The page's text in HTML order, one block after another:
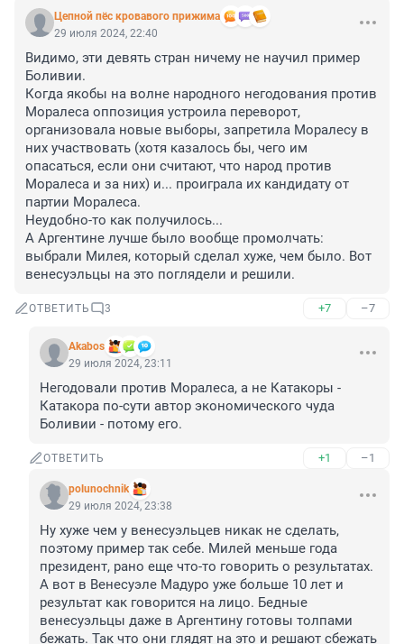
Цепной пёс кровавого прижима
29 июля 2024, 22:40
Видимо, эти девять стран ничему не научил пример
Боливии.
Когда якобы на волне народного негодования против
Моралеса оппозиция устроила переворот,
организовала новые выборы, запретила Моралесу в
них участвовать (хотя казалось бы, чего им
опасаться, если они считают, что народ против
Моралеса и за них) и... проиграла их кандидату от
партии Моралеса.
Неудобно-то как получилось...
А Аргентине лучше было вообще промолчать:
выбрали Милея, который сделал хуже, чем было. Вот
венесуэльцы на это поглядели и решили.
ОТВЕТИТЬ 3 +7 –7
Akabos
29 июля 2024, 23:11
Негодовали против Моралеса, а не Катакоры -
Катакора по-сути автор экономического чуда
Боливии - потому его.
ОТВЕТИТЬ +1 –1
polunochnik
29 июля 2024, 23:38
Ну хуже чем у венесуэльцев никак не сделать,
поэтому пример так себе. Милей меньше года
президент, рано еще что-то говорить о результатах.
А вот в Венесуэле Мадуро уже больше 10 лет и
результат как говорится на лицо. Бедные
венесуэльцы даже в Аргентину готовы толпами
бежать. Так что они глядят на это и решают сбежать